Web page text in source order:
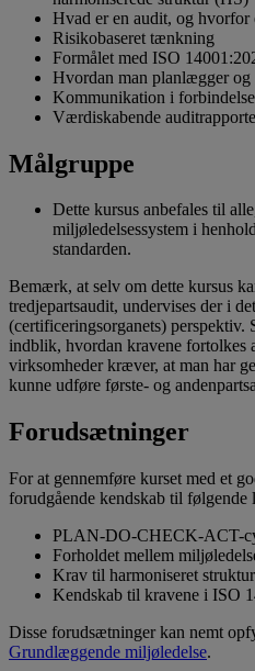
Hvad er en audit, og hvorfor
Risikobaseret tænkning
Formålet med ISO
Hvordan man planlægger og
Kommunikation i
Værdiskabende
Målgruppe
Dette kursus anbefales til
miljøledelsessystem i
standarden.
Bemærk, at selv om dette kursus
tredjepartsaudit, undervises der i
(certificeringsorganets) perspektiv.
indblik, hvordan kravene fortolkes
virksomheder kræver, at man har
kunne udføre første- og
Forudsætninger
For at gennemføre kurset med et
forudgående kendskab til følgende
PLAN-DO-CHECK-ACT-
Forholdet mellem
Krav til harmoniseret
Kendskab til kravene i ISO
Disse forudsætninger kan nemt
Grundlæggende miljøledelse.